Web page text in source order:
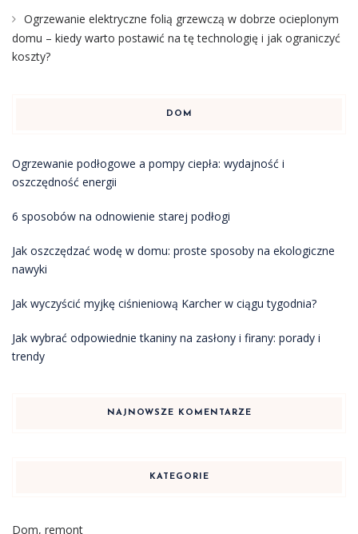
Ogrzewanie elektryczne folią grzewczą w dobrze ocieplonym
domu – kiedy warto postawić na tę technologię i jak ograniczyć
koszty?
DOM
Ogrzewanie podłogowe a pompy ciepła: wydajność i
oszczędność energii
6 sposobów na odnowienie starej podłogi
Jak oszczędzać wodę w domu: proste sposoby na ekologiczne
nawyki
Jak wyczyścić myjkę ciśnieniową Karcher w ciągu tygodnia?
Jak wybrać odpowiednie tkaniny na zasłony i firany: porady i
trendy
NAJNOWSZE KOMENTARZE
KATEGORIE
Dom, remont